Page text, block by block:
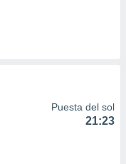
Puesta del sol
21:23